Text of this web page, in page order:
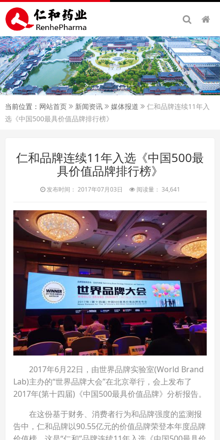
当前位置： 网站首页 新闻资讯 媒体报道
仁和品牌连续11年入
选《中国500最具价值品牌排行榜》
仁和品牌连续11年入选《中国500最
具价值品牌排行榜》
发布时间： 2017年07月03日 阅读量： 34,641
2017年6月22日，由世界品牌实验室(World Brand
Lab)主办的“世界品牌大会”在北京举行，会上发布了
2017年(第十四届)《中国500最具价值品牌》分析报告。
在这份基于财务、消费者行为和品牌强度的监测报
告中，仁和品牌以90.55亿元的价值品牌荣登本年度品牌